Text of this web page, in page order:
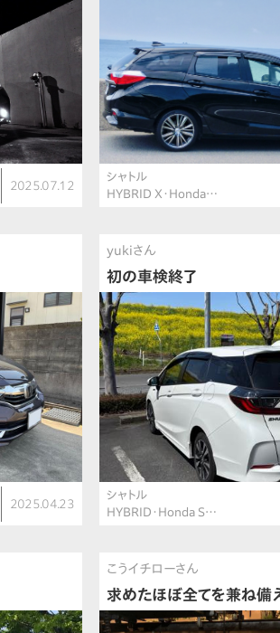
2025.07.12
シャトル
HYBRID X・Honda…
2025.04.23
yukiさん
初の車検終了
シャトル
HYBRID・Honda S…
こうイチローさん
求めたほぼ全てを兼ね備